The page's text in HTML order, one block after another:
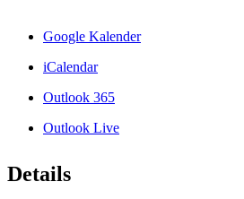
Google Kalender
iCalendar
Outlook 365
Outlook Live
Details